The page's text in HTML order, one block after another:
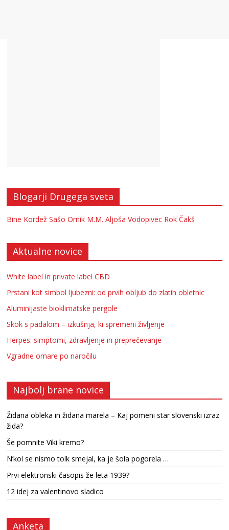
Blogarji Drugega sveta
Bine Kordež Sašo Ornik M.M. Aljoša Vodopivec Rok Čakš
Aktualne novice
White label in private label CBD
Prstani kot simbol ljubezni: od prvih obljub do zlatih obletnic
Aluminijaste bioklimatske pergole
Skok s padalom – izkušnja, ki spremeni življenje
Herpes: simptomi, zdravljenje in preprečevanje
Vgradne omare po naročilu
Najbolj brane novice
Židana obleka in židana marela – Kaj pomeni star slovenski izraz
žida?
Še pomnite Viki kremo?
N’kol se nismo tolk smejal, ka je šola pogorela …
Prvi elektronski časopis že leta 1939?
12 idej za valentinovo sladico
Anketa